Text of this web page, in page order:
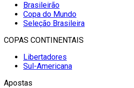
Brasileirão
Copa do Mundo
Seleção Brasileira
COPAS CONTINENTAIS
Libertadores
Sul-Americana
Apostas